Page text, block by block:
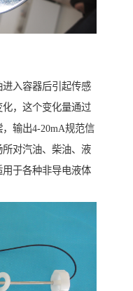
入容器后引起传感
，这个变化量通过
输出4-20mA规范信
对汽油、柴油、液
于各种非导电液体